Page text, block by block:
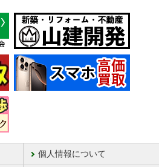
個人情報について